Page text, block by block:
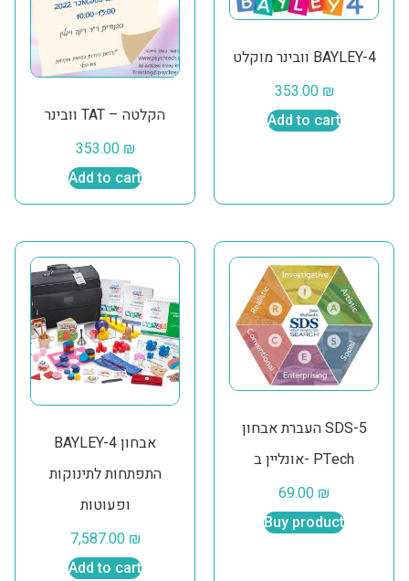
וובינר TAT – הקלטה
353.00 ₪
Add to cart
וובינר מוקלט BAYLEY-4
353.00 ₪
Add to cart
BAYLEY-4 אבחון
התפתחות לתינוקות
ופעוטות
7,587.00 ₪
Add to cart
העברת אבחון SDS-5
אונליין ב- PTech
69.00 ₪
Buy product